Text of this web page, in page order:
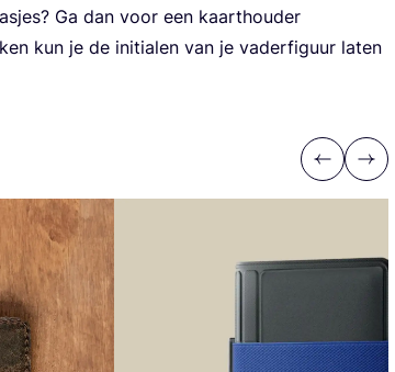
Ga dan voor een kaart­hou­der
kun je de ini­ti­a­len van je vader­fi­guur laten
Previous
Next